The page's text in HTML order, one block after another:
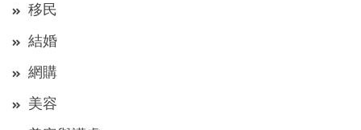
移民
結婚
網購
美容